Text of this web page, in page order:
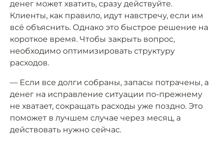
денег может хватить, сразу действуйте.
Клиенты, как правило, идут навстречу, если им
всё объяснить. Однако это быстрое решение на
короткое время. Чтобы закрыть вопрос,
необходимо оптимизировать структуру
расходов.
— Если все долги собраны, запасы потрачены, а
денег на исправление ситуации по-прежнему
не хватает, сокращать расходы уже поздно. Это
поможет в лучшем случае через месяц, а
действовать нужно сейчас.